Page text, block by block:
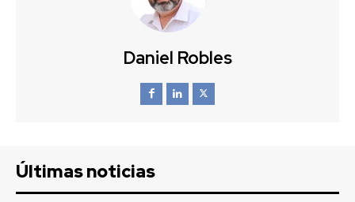
Daniel Robles
Últimas noticias